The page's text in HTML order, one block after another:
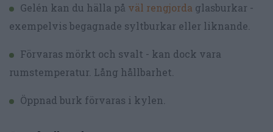
Gelén kan du hälla på väl rengjorda glasburkar -
exempelvis begagnade syltburkar eller liknande.
Förvaras mörkt och svalt - kan dock vara
rumstemperatur. Lång hållbarhet.
Öppnad burk förvaras i kylen.